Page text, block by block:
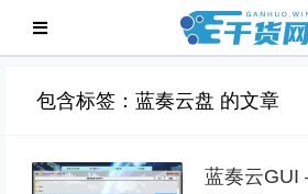
包含标签：蓝奏云盘 的文章
蓝奏云GUI